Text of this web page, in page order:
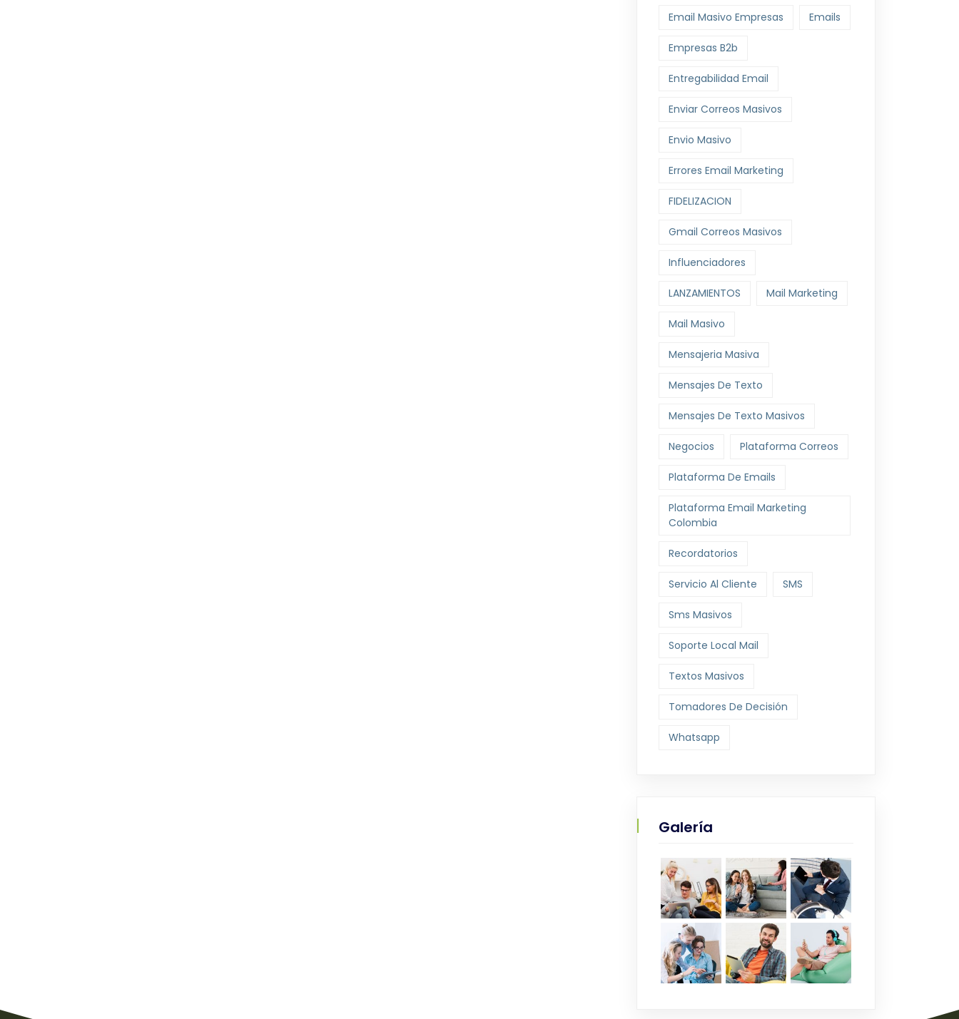
Email Masivo Empresas Emails
Empresas B2b
Entregabilidad Email
Enviar Correos Masivos
Envio Masivo
Errores Email Marketing
FIDELIZACION
Gmail Correos Masivos
Influenciadores
LANZAMIENTOS Mail Marketing
Mail Masivo
Mensajeria Masiva
Mensajes De Texto
Mensajes De Texto Masivos
Negocios Plataforma Correos
Plataforma De Emails
Plataforma Email Marketing
Colombia
Recordatorios
Servicio Al Cliente SMS
Sms Masivos
Soporte Local Mail
Textos Masivos
Tomadores De Decisión
Whatsapp
Galería